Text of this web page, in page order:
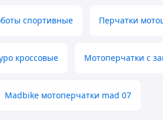
спортивные Перчатки
кроссовые Мотоперчатки с
Madbike мотоперчатки mad 07